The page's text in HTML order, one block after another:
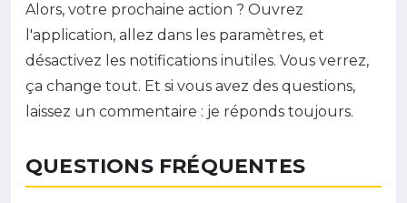
Alors, votre prochaine action ? Ouvrez
l'application, allez dans les paramètres, et
désactivez les notifications inutiles. Vous verrez,
ça change tout. Et si vous avez des questions,
laissez un commentaire : je réponds toujours.
QUESTIONS FRÉQUENTES